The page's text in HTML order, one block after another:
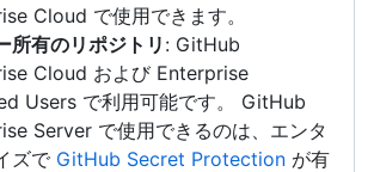
Cloud で使用できます。
所有のリポジトリ : GitHub
Cloud および Enterprise
Users で利用可能です。 GitHub
Server で使用できるのは、エンタ
ズで GitHub Secret Protection が有